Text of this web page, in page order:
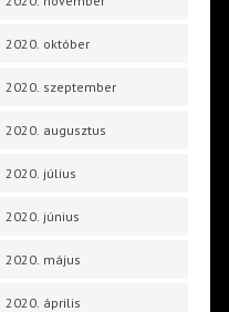
2020. október
2020. szeptember
2020. augusztus
2020. július
2020. június
2020. május
2020. április